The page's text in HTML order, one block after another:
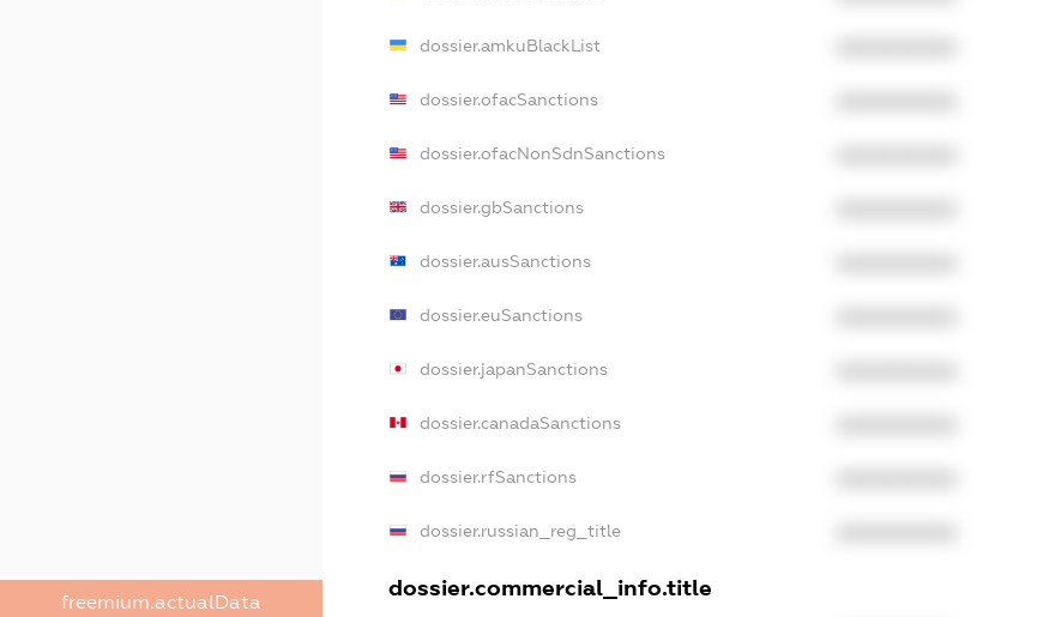
freemium.actualData
dossier.amkuBlackList
dossier.ofacSanctions
dossier.ofacNonSdnSanctions
dossier.gbSanctions
dossier.ausSanctions
dossier.euSanctions
dossier.japanSanctions
dossier.canadaSanctions
dossier.rfSanctions
dossier.russian_reg_title
dossier.commercial_info.title